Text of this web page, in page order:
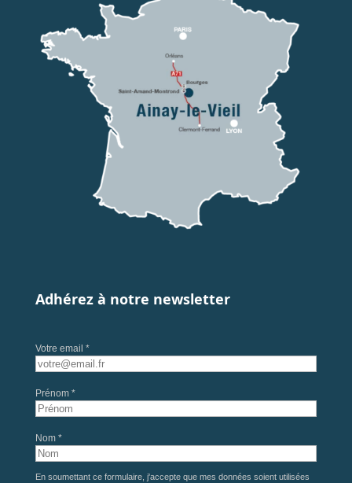
Adhérez à notre newsletter
Votre email *
Prénom *
Nom *
En soumettant ce formulaire, j'accepte que mes données soient utilisées